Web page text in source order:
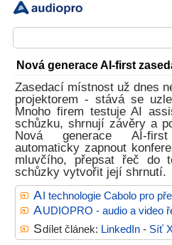
Nová generace AI-first
Zasedací místnost už dnes
projektorem - stává se
Mnoho firem testuje AI
schůzku, shrnují závěry a
Nová generace AI-
automaticky zapnout
mluvčího, přepsat řeč do
schůzky vytvořit její shrnutí.
A I technologie Cabolo pro
AUDIOPRO - audio a video
Sdílet článek: LinkedIn- Síť